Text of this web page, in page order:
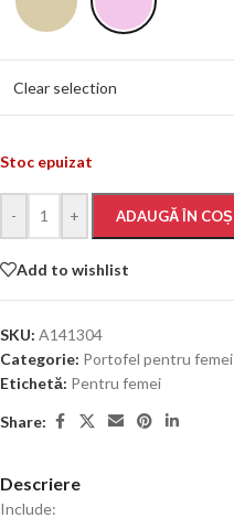
Clear selection
Stoc epuizat
- + ADAUGĂ ÎN COȘ
Add to wishlist
SKU: A141304
Categorie: Portofel pentru femei
Etichetă: Pentru femei
Share:
Descriere
Include: